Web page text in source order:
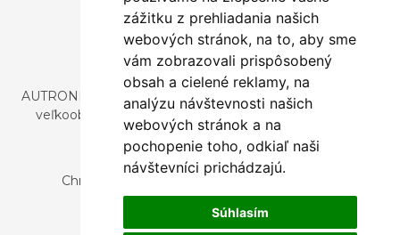
zážitku z prehliadania našich
webových stránok, na to, aby sme
vám zobrazovali prispôsobený
obsah a cielené reklamy, na
analýzu návštevnosti našich
webových stránok a na
pochopenie toho, odkiaľ naši
návštevníci prichádzajú.
Súhlasím
AUTRONIC, s.r.o. je spoločnosť zaoberajúca sa dovozom a
veľkoobchodným predajom dizajnového aj štýlového
nábytku a dekorácií.
Česká republika
Chrustenice 270, 267 12 Loděnice u Berouna
Slovensko
Nová 366, 032 02 Závažná Poruba